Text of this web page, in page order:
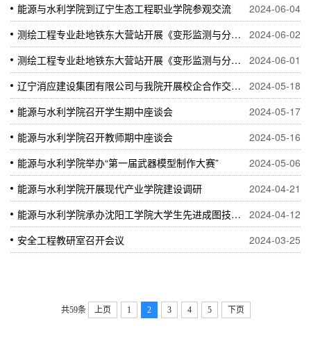
2024-06-04
能源与水利学院到辽宁生态工程职业学院参观交流
2024-06-02
测绘工程专业赴地铁东大营站开展《变形监测与分析》现场教学
2024-06-01
测绘工程专业赴地铁东大营站开展《变形监测与分析》现场教学
2024-05-18
辽宁消应建设集团有限公司与我院开展校企合作交流会
2024-05-17
能源与水利学院召开学生期中座谈会
2024-05-16
能源与水利学院召开教师期中座谈会
2024-05-06
能源与水利学院举办“第一届武器模型制作大赛”
2024-04-21
能源与水利学院开展现代产业学院建设调研
2024-04-12
能源与水利学院承办沈阳工学院大学生先进成图技术与产品信息建模创新大赛（建筑类）
2024-03-25
安全工程教研室召开会议
共59条 上页 1 2 3 4 5 下页